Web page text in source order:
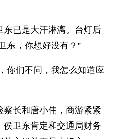
已是大汗淋漓。台灯后
东，你想好没有？”
们不问，我怎么知道应
长和唐小伟，商游紧紧
侯卫东肯定和交通局财务